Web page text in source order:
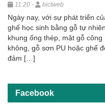
11:20 - bictweb
Ngày nay, với sự phát triển
ghế học sinh bằng gỗ tự
khung ống thép, mặt gỗ
không, gỗ sơn PU hoặc ghế
đảm […]
Facebook